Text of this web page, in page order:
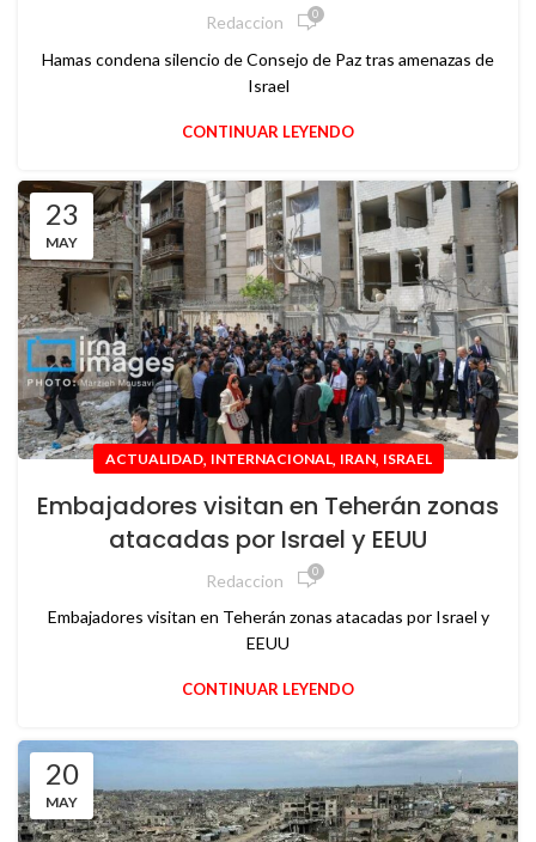
Redaccion 0
Hamas condena silencio de Consejo de Paz tras amenazas de
Israel
CONTINUAR LEYENDO
23
MAY
ACTUALIDAD, INTERNACIONAL, IRAN, ISRAEL
Embajadores visitan en Teherán zonas
atacadas por Israel y EEUU
Redaccion 0
Embajadores visitan en Teherán zonas atacadas por Israel y
EEUU
CONTINUAR LEYENDO
20
MAY